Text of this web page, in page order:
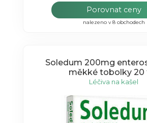
Porovnat ceny
nalezeno v 8 obchodech
Soledum 200mg
měkké tobolky 20
Léčiva na kašel